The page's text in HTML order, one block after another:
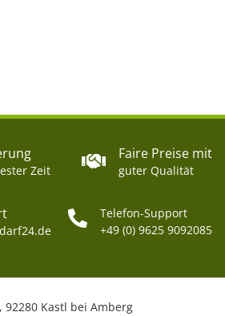
Zeit
Faire Preise mit
guter Qualität
Telefon-Support
+49 (0) 9625 9092085
92280 Kastl bei Amberg